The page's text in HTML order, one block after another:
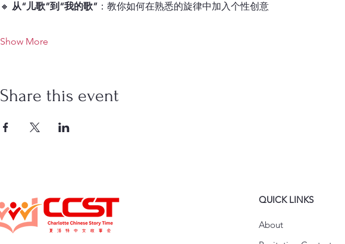
🔸 从“儿歌”到“我的歌”：教你如何在熟悉的旋律中加入个性创意
Show More
Share this event
QUICK LINKS
About